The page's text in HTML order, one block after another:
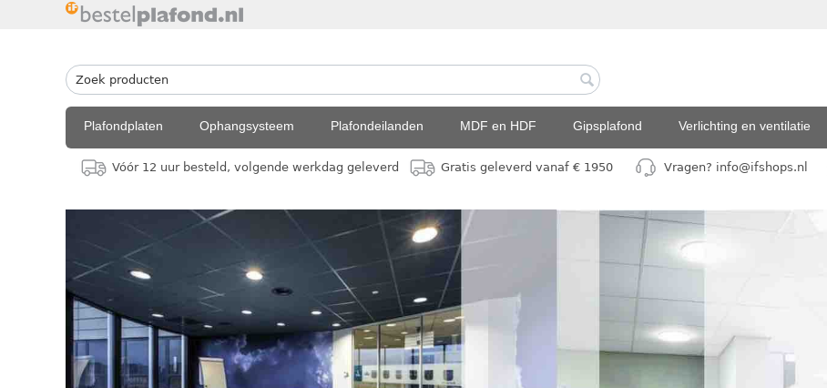
Plafondplaten Ophangsysteem Plafondeilanden MDF en HDF Gipsplafond Verlichting en ventilatie
Vóór 12 uur besteld, volgende werkdag geleverd Gratis geleverd vanaf € 1950 Vragen? info@ifshops.nl